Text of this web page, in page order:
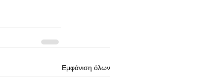
Εμφάνιση όλων